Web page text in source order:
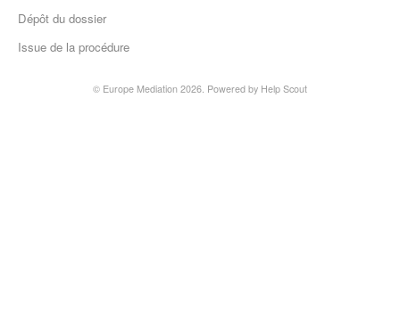
Dépôt du dossier
Issue de la procédure
© Europe Mediation 2026. Powered by Help Scout